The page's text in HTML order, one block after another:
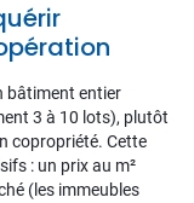
bâtiment entier
3 à 10 lots), plutôt
copropriété. Cette
: un prix au m²
(les immeubles